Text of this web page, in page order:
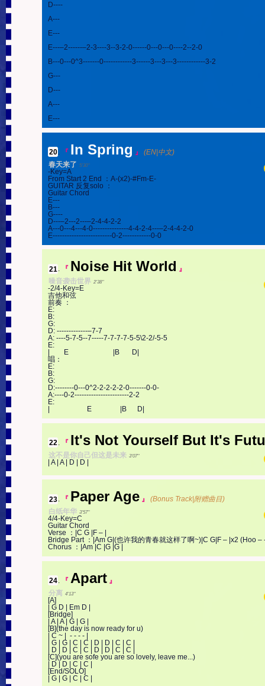
D----
A---
E---
E---–2------–2-3----3--3-2-0------0---0---0----2--2-0
B---0---0^3-------0------------3------3---3---3------------3-2
G---
D---
A---
E---
20. 『 In Spring 』
(EN|中文)
春天来了 5'30''
-Key=A
From Start 2 End ：A-(x2)-#Fm-E-
GUITAR 反复solo ：
Guitar Chord
E---
B---
G----
D---–2---2---–2-4-4-2-2
A---0---4---4-0---------------4-4-2-4---–2-4-4-2-0
E-------------------------0-2------------0-0
21 . 『 Noise Hit World 』
噪音袭击世界 2'38''
-2/4-Key=E
吉他和弦
前奏 ：
E:
B:
G:
D: -------------–7-7
A: ----5-7-5--7-----7-7-7-7-5-5\2-2/-5-5
E:
|        E                         |B       D|
唱：
E:
B:
G:
D:--------0---0^2-2-2-2-2-0-------0-0-
A:----0-2-----------------------2-2
E:
|                     E                |B      D|
22. 『 It's Not Yourself But It's
这不是你自己但这是未来 3'07''
| A | A | D | D |
23. 『 Paper Age 』
(Bonus Track|附赠曲目)
白纸年华 3'57''
4/4-Key=C
Guitar Chord
Verse ：|C G |F – |
Bridge Part ：|Am G|(也许我的青春就这样了啊~)|C G|F – |x2 (Hoo –
Chorus ：|Am |C |G |G |
24. 『 Apart 』
分离 4'13''
[A]
| G D | Em D |
[Bridge]
| A | A | G | G |
[B](the day is now ready for u)
| C ~ |  - - - - |
| G | G | C | C | D | D | C | C |
| D | D | C | C | D | D | C | C |
[C](you are sofe you are so lovely, leave me...)
| D | D | C | C |
[End/SOLO]
| G | G | C | C |